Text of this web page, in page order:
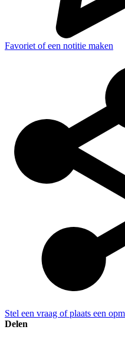
Favoriet of een notitie maken
Stel een vraag of plaats een
Delen